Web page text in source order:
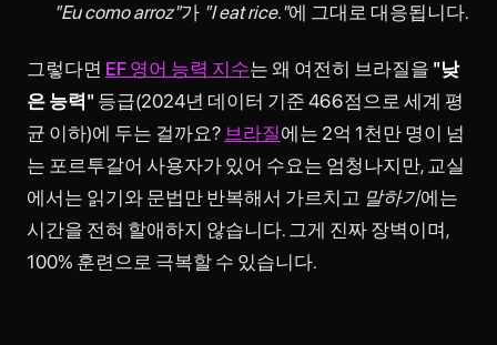
"Eu como arroz"가 "I eat rice."에 그대로 대응됩니다.
그렇다면 EF 영어 능력 지수는 왜 여전히 브라질을 "낮
은 능력" 등급(2024년 데이터 기준 466점으로 세계 평
균 이하)에 두는 걸까요? 브라질에는 2억 1천만 명이 넘
는 포르투갈어 사용자가 있어 수요는 엄청나지만, 교실
에서는 읽기와 문법만 반복해서 가르치고 말하기에는
시간을 전혀 할애하지 않습니다. 그게 진짜 장벽이며,
100% 훈련으로 극복할 수 있습니다.